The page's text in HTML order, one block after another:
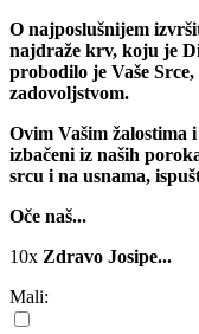
O najposlušnijem
najdraže krv, koju je
probodilo je Vaše
zadovoljstvom.
Ovim Vašim žalostima
izbačeni iz naših
srcu i na usnama,
Oče naš...
10x Zdravo Josipe...
Mali: